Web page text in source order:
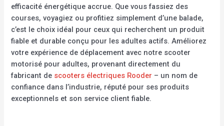
efficacité énergétique accrue. Que vous fassiez des
courses, voyagiez ou profitiez simplement d’une balade,
c’est le choix idéal pour ceux qui recherchent un produit
fiable et durable conçu pour les adultes actifs. Améliorez
votre expérience de déplacement avec notre scooter
motorisé pour adultes, provenant directement du
fabricant de scooters électriques Rooder – un nom de
confiance dans l’industrie, réputé pour ses produits
exceptionnels et son service client fiable.